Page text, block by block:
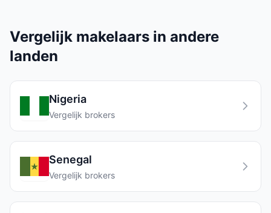
Vergelijk makelaars in andere
landen
Nigeria
Vergelijk brokers
Senegal
Vergelijk brokers